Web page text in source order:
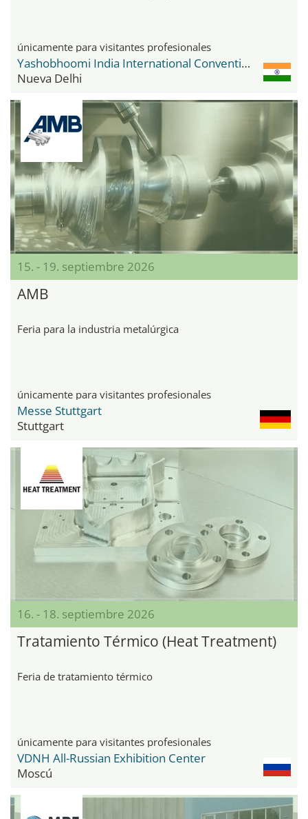
únicamente para visitantes profesionales
Yashobhoomi India International Convention & Expo Centre
Nueva Delhi
15. - 19. septiembre 2026
AMB
Feria para la industria metalúrgica
únicamente para visitantes profesionales
Messe Stuttgart
Stuttgart
16. - 18. septiembre 2026
Tratamiento Térmico (Heat Treatment)
Feria de tratamiento térmico
únicamente para visitantes profesionales
VDNH All-Russian Exhibition Center
Moscú